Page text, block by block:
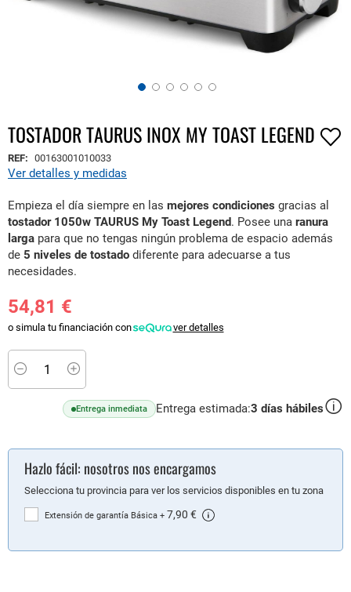
Saltar
comienzo
de
la
galería
de
imágenes
TOSTADOR TAURUS INOX MY TOAST LEGEND
Ver detalles y medidas
REF: 00163001010033
Empieza el día siempre en las mejores condiciones gracias al
tostador 1050w TAURUS My Toast Legend. Posee una ranura
larga para que no tengas ningún problema de espacio además
de 5 niveles de tostado diferente para adecuarse a tus
necesidades.
54,81 €
o simula tu financiación con ver detalles
Entrega inmediata Entrega estimada:3 días hábiles
Minus
Hazlo fácil: nosotros nos encargamos
Selecciona tu provincia para ver los servicios disponibles en tu zona
Extensión de garantía Básica + 7,90 €